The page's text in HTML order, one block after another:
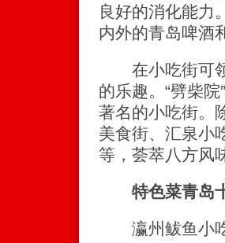
良好的消化能力
内外的青岛啤酒
在小吃街可领
的乐趣。“劈柴
著名的小吃街
美食街、汇泉小
等，荟萃八方风
特色菜青岛
瀛州鲅鱼小吃